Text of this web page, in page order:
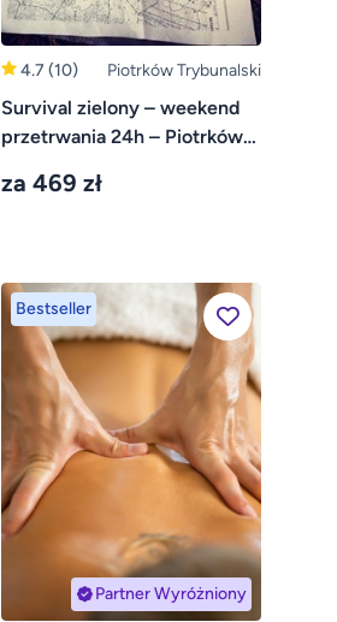
4.7(10) Piotrków Trybunalski
Survival zielony – weekend
przetrwania 24h – Piotrków
za 469 zł
Bestseller
Partner Wyróżniony